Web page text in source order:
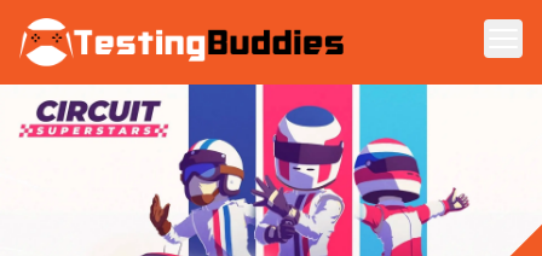
Zum Hauptinhalt springen